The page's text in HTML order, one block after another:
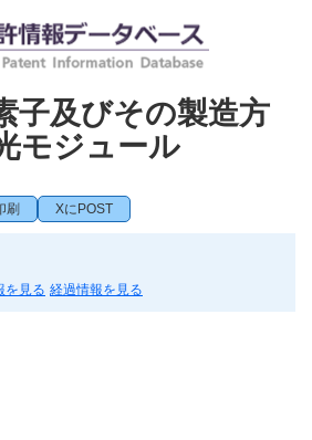
子及びその製造方
モジュール
刷 XにPOST
を見る 経過情報を見る